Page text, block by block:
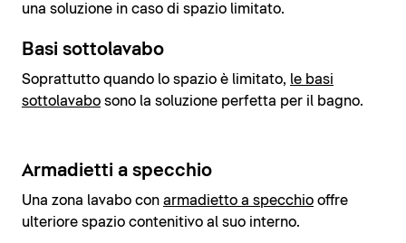
una soluzione in caso di spazio limitato.
Basi sottolavabo
Soprattutto quando lo spazio è limitato, le basi
sottolavabo sono la soluzione perfetta per il bagno.
Armadietti a specchio
Una zona lavabo con armadietto a specchio offre
ulteriore spazio contenitivo al suo interno.